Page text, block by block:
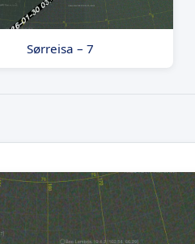
Sørreisa – 7